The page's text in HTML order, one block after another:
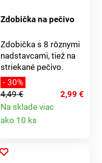
Zdobička na pečivo
Zdobička s 8 rôznymi
nadstavcami, tiež na
striekané pečivo.
- 30%
4,49 €
2,99 €
Na sklade viac
ako 10 ks